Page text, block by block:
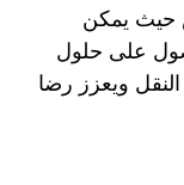
حيث يمكن
على حلول
ويعزز رضا